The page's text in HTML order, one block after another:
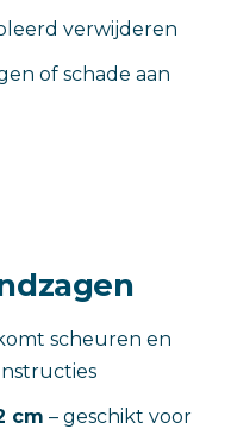
verwijderen
of schade aan
scheuren en
cm – geschikt voor